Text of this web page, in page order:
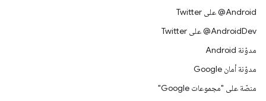
‎@Android على Twitter
‎@AndroidDev على Twitter
مدوّنة Android
مدوّنة أمان Google
منصّة على "مجموعات Google"